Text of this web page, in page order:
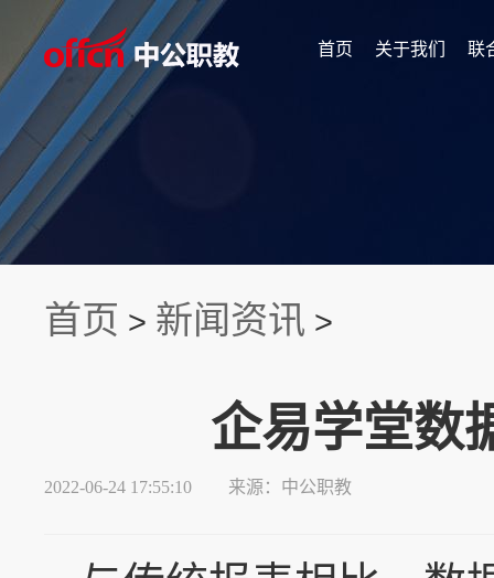
首页 关于我们 联
首页 > 新闻资讯 >
企易学堂数
2022-06-24 17:55:10 来源：中公职教